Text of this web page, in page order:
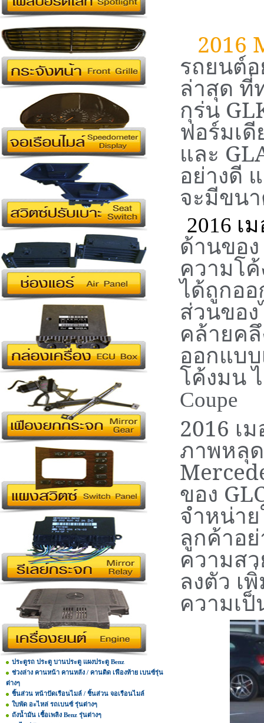
ประตูรถ ประตู บานประตู แผงประตู Benz
ช่วงล่าง คานหน้า คานหลัง / คานติด เฟืองท้าย เบนซ์รุ่น
ต่างๆ
ชิ้นส่วน หน้าปัดเรือนไมล์ / ชิ้นส่วน จอเรือนไมล์
ใบพัด อะไหล่ รถเบนซ์ รุ่นต่างๆ
ถังน้ำมัน เชื้อเพลิง Benz รุ่นต่างๆ
2016
รถยนต์
ล่าสุด ที่
กุร่น
ฟอร์มเ
และ
อย่างดี
จะมีขน
2016 เ
ด้านของ
ความโ
ได้ถูกอ
ส่วนขอ
คล้ายค
ออกแบ
โค้งมน
Coupe
2016 เ
ภาพหลุ
ของ
จำหน่า
ลูกค้าอ
ความส
ลงตัว เ
ความเ